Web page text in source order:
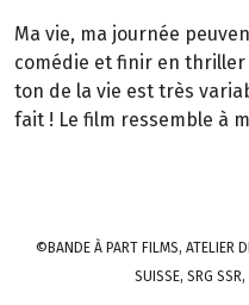
Ma vie, ma journée
comédie et finir en
ton de la vie est très
fait ! Le film ressemble à
©BANDE À PART FILMS, ATELIER
SUISSE, SRG